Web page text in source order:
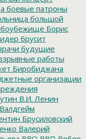
боевые патроны
большой
Борис
брусит
будущие
работы
Биробиджана
организации
В.И. Ленин
Валдгейм
Брусиловский
Валерий